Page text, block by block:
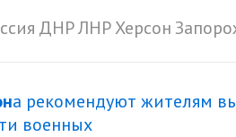
ДНРЛНРХерсон
а рекомендуют жителям
военных